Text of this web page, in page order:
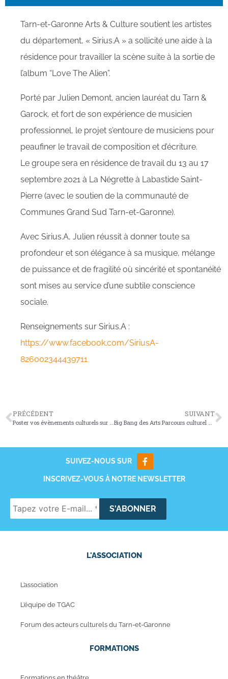
Tarn-et-Garonne Arts & Culture soutient les artistes
du département, « Sirius.A » a sollicité une aide à la
résidence pour travailler la scène suite à la sortie de
l’album “Love The Alien”.
Porté par Julien Demont, ancien lauréat du Tarn &
Garock, et fort de son expérience de musicien
professionnel, le projet s’entoure de musiciens pour
peaufiner le travail de composition et d’écriture.
Le groupe sera en résidence de travail du 13 au 17
septembre 2021 à La Négrette à Labastide Saint-
Pierre (avec le soutien de la communauté de
Communes Grand Sud Tarn-et-Garonne).
Avec Sirius.A, Julien réussit à donner toute sa
profondeur et son élégance à sa musique, mélange
de puissance et de fragilité où sincérité et spontanéité
sont mises au service d’une subtile conscience
sociale.
Renseignements sur Sirius.A :
https://www.facebook.com/SiriusA-
826002344439711
PRÉCÉDENT
Poster vos évènements culturels sur TGAC.FR
SUIVANT
Big Bang des Arts Parcours culturel pour l’enfance et la jeunesse
SUIVEZ-NOUS SUR
INSCRIVEZ-VOUS À NOTRE NEWSLETTER
L'ASSOCIATION
L’association
L’équipe de TGAC
Forum des acteurs culturels du Tarn-et-Garonne
FORMATIONS